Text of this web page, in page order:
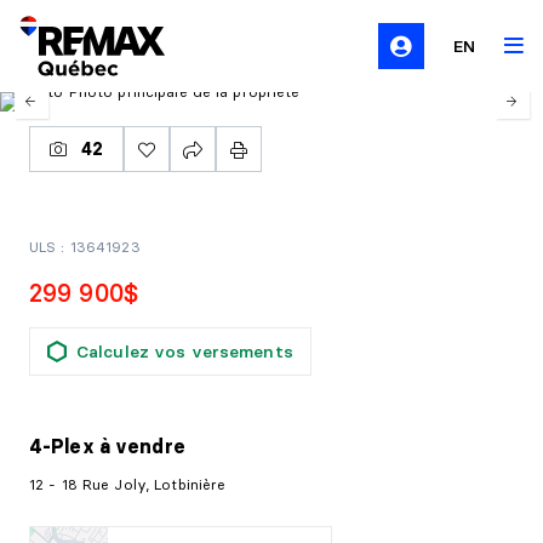
EN
42
299 900$
Calculez vos versements
ULS : 13641923
4-Plex à vendre
12 - 18 Rue Joly, Lotbinière